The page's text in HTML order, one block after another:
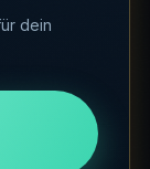
dein